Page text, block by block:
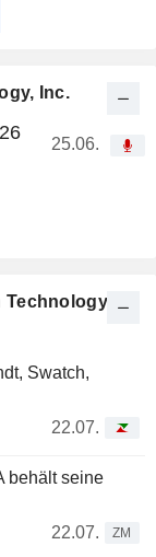
Inc.
25.06.
Swatch,
22.07.
behält seine
22.07.
ZM